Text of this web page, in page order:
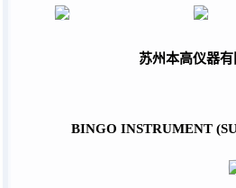
苏州本高仪器有
BINGO INSTRUMENT